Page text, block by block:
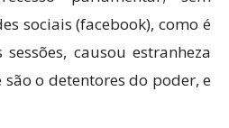
sociais (facebook), como é
causou estranheza
o detentores do poder, e